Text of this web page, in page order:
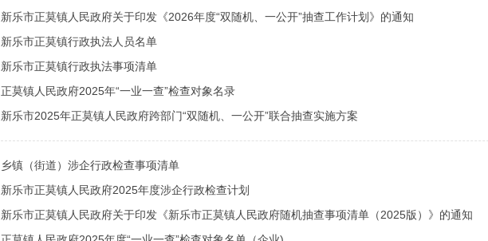
新乐市正莫镇人民政府关于印发《2026年度“双随机、一公开”抽查工作计划》的通知
新乐市正莫镇行政执法人员名单
新乐市正莫镇行政执法事项清单
正莫镇人民政府2025年“一业一查”检查对象名录
新乐市2025年正莫镇人民政府跨部门“双随机、一公开”联合抽查实施方案
乡镇（街道）涉企行政检查事项清单
新乐市正莫镇人民政府2025年度涉企行政检查计划
新乐市正莫镇人民政府关于印发《新乐市正莫镇人民政府随机抽查事项清单（2025版）》的通知